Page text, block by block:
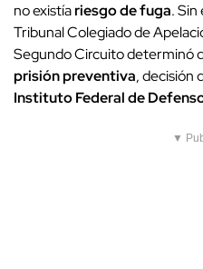
no existíariesgo de fuga.
Tribunal Colegiado de
Segundo Circuito determinó
prisión preventiva, decisión
Instituto Federal de
▼